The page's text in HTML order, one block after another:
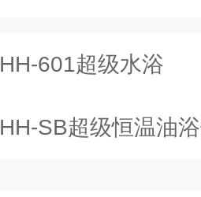
HH-601超级水浴
HH-SB超级恒温油